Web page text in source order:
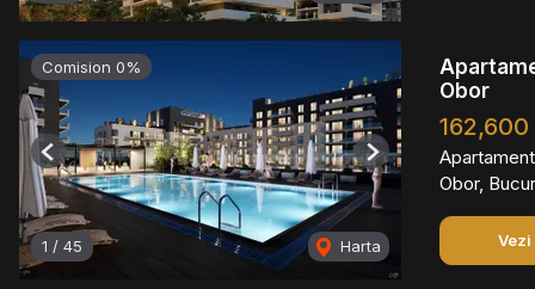
Comision 0%
1 / 45 Harta
Previous Next
Obor
162,600
Obor,